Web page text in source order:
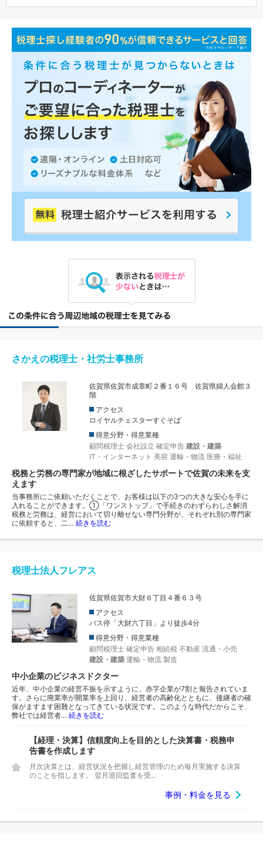
さかえの税理士・社労士事務所
佐賀県佐賀市成章町２番１６号 佐賀県婦人会館３
階
アクセス
ロイヤルチェスターすぐそば
得意分野・得意業種
顧問税理士 会社設立 確定申告 建設・建築
IT・インターネット 美容 運輸・物流 医療・福祉
税務と労務の専門家が地域に根ざしたサポートで佐賀の未来を支
えます
当事務所にご依頼いただくことで、お客様は以下の3つの大きな安心を手に
入れることができます。①「ワンストップ」で手続きのわずらわしさ解消
税務と労務は、経営において切り離せない専門分野が、それぞれ別の専門家
に依頼すると、二… 続きを読む
税理士法人フレアス
佐賀県佐賀市大財６丁目４番６３号
アクセス
バス停「大財六丁目」より徒歩4分
得意分野・得意業種
顧問税理士 確定申告 相続税 不動産 流通・小売
建設・建築 運輸・物流 製造
中小企業のビジネスドクター
近年、中小企業の経営不振を示すように、赤字企業が7割と報告されていま
す。さらに廃業率が開業率を上回り、経営者の高齢化とともに、後継者の確
保がますます困難となってきている状況です。このような時代だからこそ、
弊社では経営者… 続きを読む
【経理・決算】信頼度向上を目的とした決算書・税務申
告書を作成します
月次決算とは、経営状況を把握し経営管理のため毎月実施する決算
のことを指します。 翌月巡回監査を受...
事例・料金を見る